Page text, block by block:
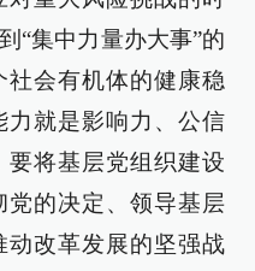
“集中力量办大事”的
社会有机体的健康稳
力就是影响力、公信
要将基层党组织建设
党的决定、领导基层
动改革发展的坚强战